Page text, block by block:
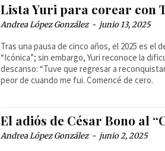
Lista Yuri para corear con
Andrea López González - junio 13, 2025
Tras una pausa de cinco años, el 2025 es el
“Icónica”; sin embargo, Yuri reconoce la
descanso: “Tuve que regresar a
peor de cuando me fui. Comencé de cero.
El adiós de César Bono al
Andrea López González - junio 2, 2025